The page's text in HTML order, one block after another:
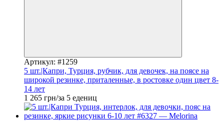
Артикул: #1259
5 шт.|Капри, Турция, рубчик, для девочек, на поясе на
широкой резинке, приталенные, в ростовке один цвет 8-
14 лет
1 265 грн/за 5 едениц